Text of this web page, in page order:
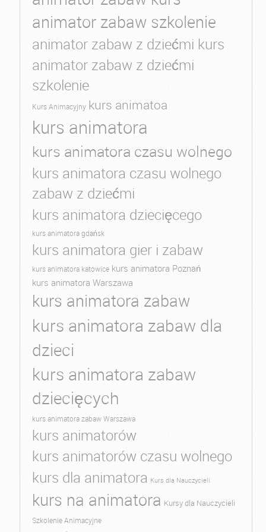
animator zabaw szkolenie
animator zabaw z dziećmi kurs
animator zabaw z dziećmi
szkolenie
Kurs Animacyjny kurs animatoa
kurs animatora
kurs animatora czasu wolnego
kurs animatora czasu wolnego
zabaw z dziećmi
kurs animatora dziecięcego
kurs animatora gdańsk
kurs animatora gier i zabaw
kurs animatora katowice kurs animatora Poznań
kurs animatora Warszawa
kurs animatora zabaw
kurs animatora zabaw dla
dzieci
kurs animatora zabaw
dziecięcych
kurs animatora zabaw Warszawa
kurs animatorów
kurs animatorów czasu wolnego
kurs dla animatora Kurs dla Nauczycieli
kurs na animatora Kursy dla Nauczycieli
Szkolenie Animacyjne